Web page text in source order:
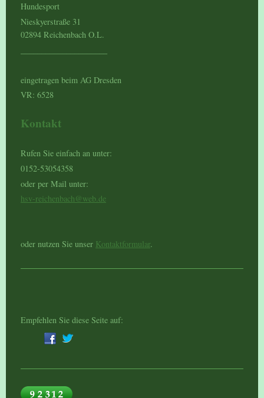
Hundesport
Nieskyerstraße 31
02894 Reichenbach O.L.
eingetragen beim AG Dresden
VR: 6528
Kontakt
Rufen Sie einfach an unter:
0152-53054358
oder per Mail unter:
hsv-reichenbach@web.de
oder nutzen Sie unser Kontaktformular.
Empfehlen Sie diese Seite auf: